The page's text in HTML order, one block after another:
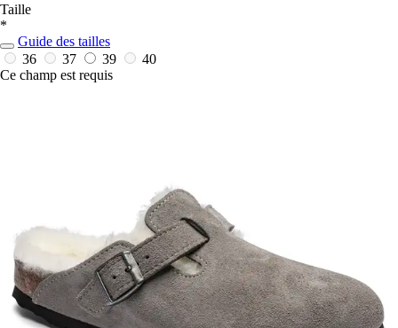
Taille
*
Guide des tailles
36
37 39
40
Ce champ est requis